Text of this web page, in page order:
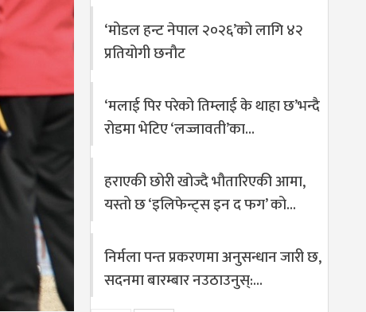
‘मोडल हन्ट नेपाल २०२६’को लागि ४२
प्रतियोगी छनौट
‘मलाई पिर परेको तिम्लाई के थाहा छ’भन्दै
रोडमा भेटिए ‘लज्जावती’का…
हराएकी छोरी खोज्दै भौतारिएकी आमा,
यस्तो छ ‘इलिफेन्ट्स इन द फग’ को…
निर्मला पन्त प्रकरणमा अनुसन्धान जारी छ,
सदनमा बारम्बार नउठाउनुस्:…